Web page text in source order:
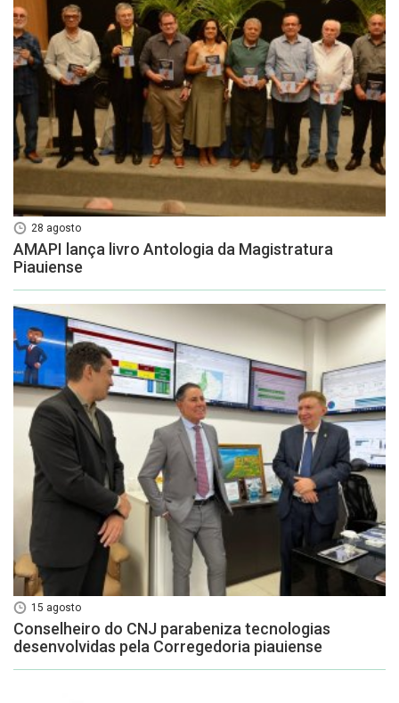
28 agosto
AMAPI lança livro Antologia da Magistratura
Piauiense
15 agosto
Conselheiro do CNJ parabeniza tecnologias
desenvolvidas pela Corregedoria piauiense